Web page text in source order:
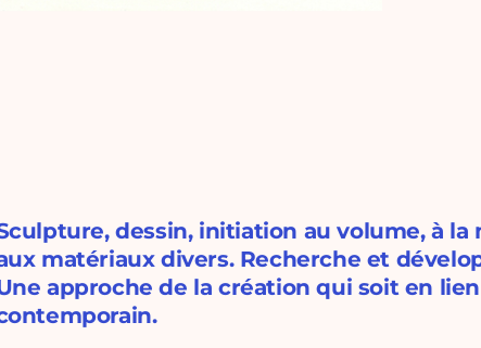
dessin, initiation au volume, à
matériaux divers. Recherche et
approche de la création qui soit en